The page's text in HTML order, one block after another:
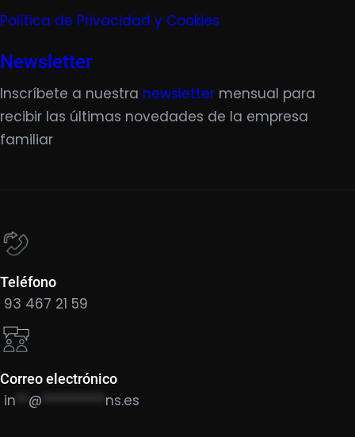
Política de Privacidad y Cookies
Newsletter
Inscríbete a nuestra newsletter mensual para
recibir las últimas novedades de la empresa
familiar
Teléfono
93 467 21 59
Correo electrónico
in @ ********** ns.es